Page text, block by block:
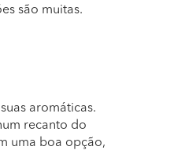
são muitas.
aromáticas.
recanto do
uma boa opção,